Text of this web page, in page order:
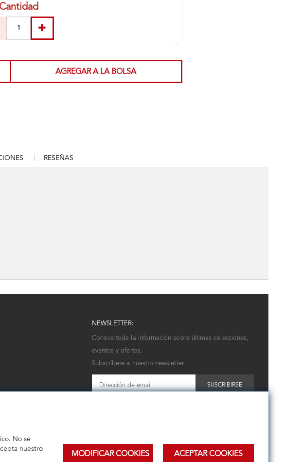
Cantidad
AGREGAR A LA BOLSA
RESEÑAS
NEWSLETTER:
Conoce toda la información sobre últimas colecciones,
eventos y ofertas.
Subscríbete a nuestro newsletter
SUSCRIBIRSE
No se
nuestro
MODIFICAR COOKIES ACEPTAR COOKIES